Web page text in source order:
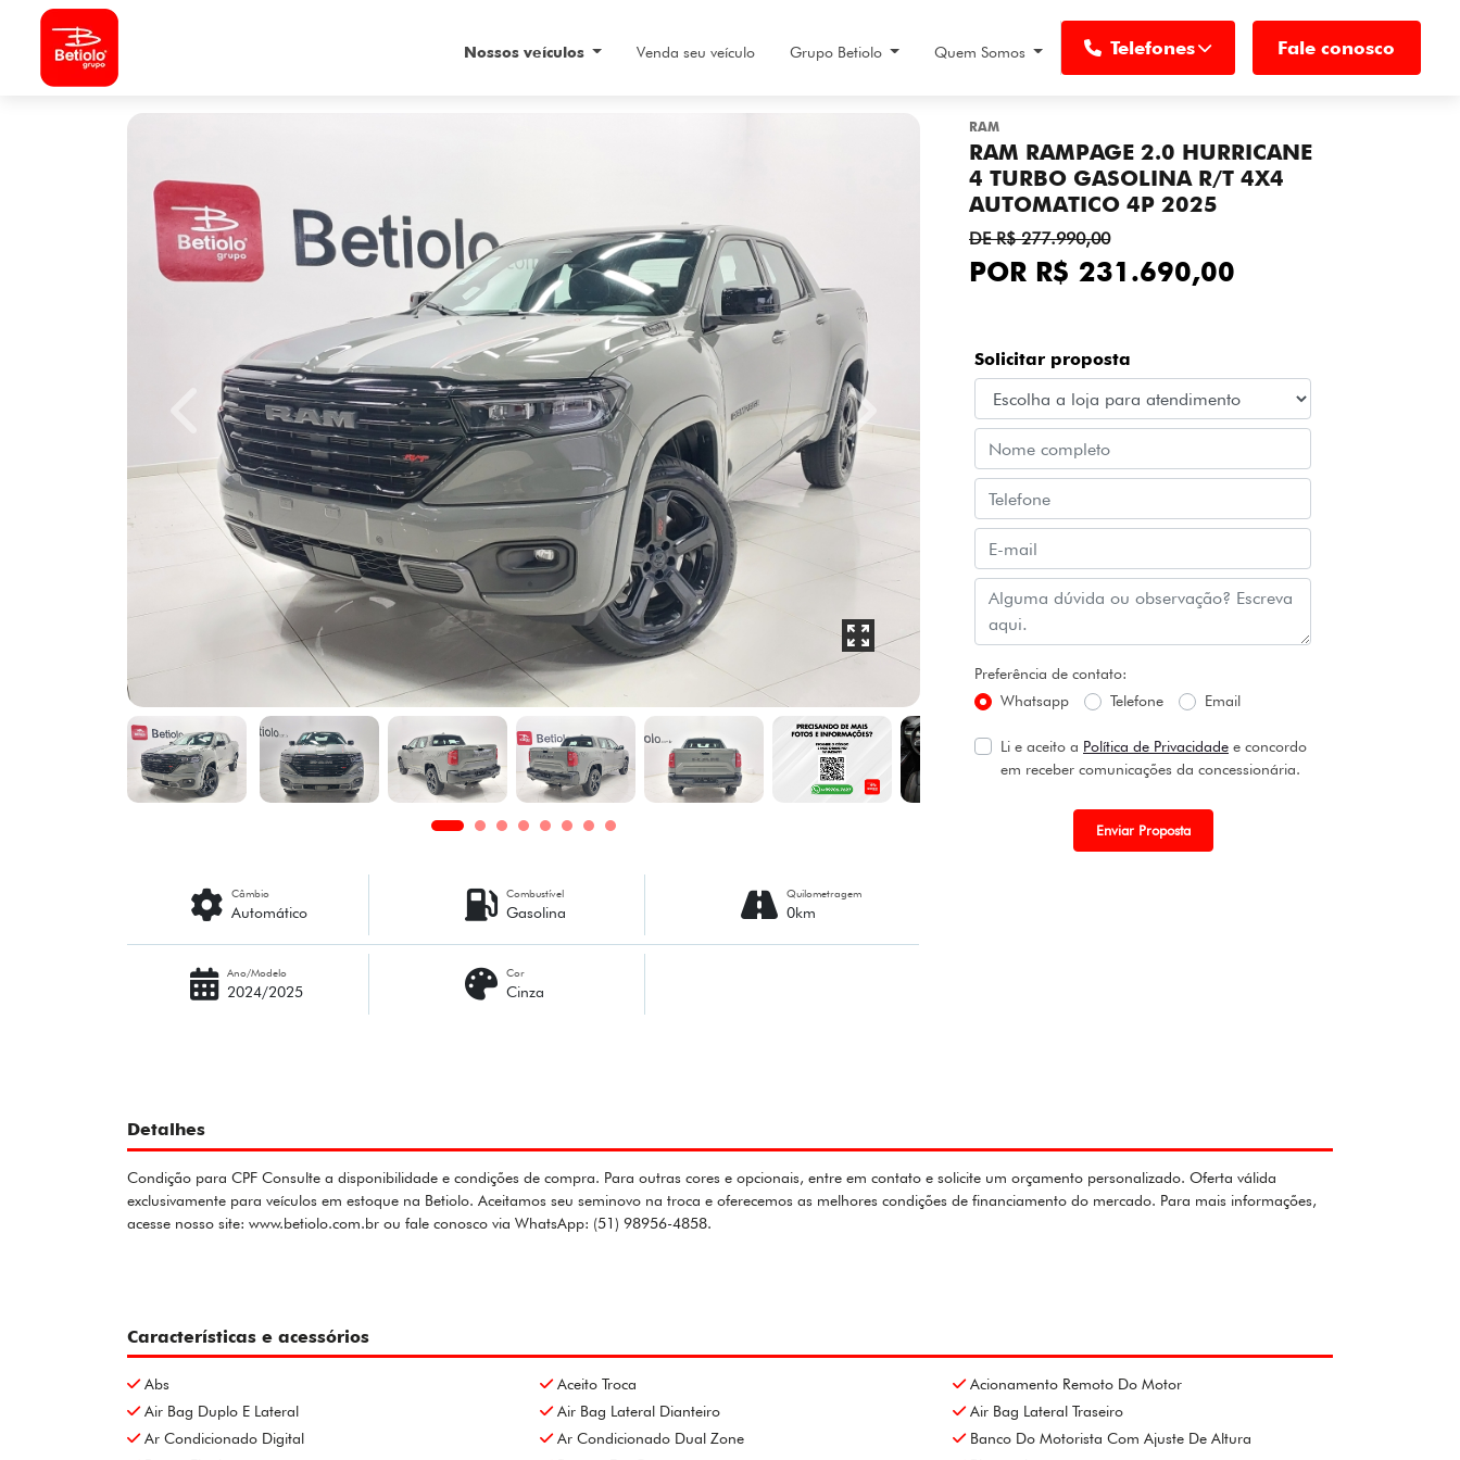
Nossos veículos Venda seu veículo Grupo Betiolo Quem Somos Fale conosco
Telefones
RAM
RAM RAMPAGE 2.0 HURRICANE
4 TURBO GASOLINA R/T 4X4
AUTOMATICO 4P 2025
DE R$ 277.990,00
POR R$ 231.690,00
Solicitar proposta
Preferência de contato:
Whatsapp
Telefone Email
Li e aceito a Política de Privacidade e concordo
em receber comunicações da concessionária.
Enviar Proposta
Previous Next
Câmbio
Automático
Combustível
Gasolina
Quilometragem
0km
Ano/Modelo
2024/2025
Cor
Cinza
Detalhes
Condição para CPF Consulte a disponibilidade e condições de compra. Para outras cores e opcionais, entre em contato e solicite um orçamento personalizado. Oferta válida
exclusivamente para veículos em estoque na Betiolo. Aceitamos seu seminovo na troca e oferecemos as melhores condições de financiamento do mercado. Para mais informações,
acesse nosso site: www.betiolo.com.br ou fale conosco via WhatsApp: (51) 98956-4858.
Características e acessórios
Abs Aceito Troca
Acionamento Remoto Do Motor
Air Bag Duplo E Lateral
Air Bag Lateral Dianteiro
Air Bag Lateral Traseiro
Ar Condicionado Digital
Ar Condicionado Dual Zone
Banco Do Motorista Com Ajuste De Altura